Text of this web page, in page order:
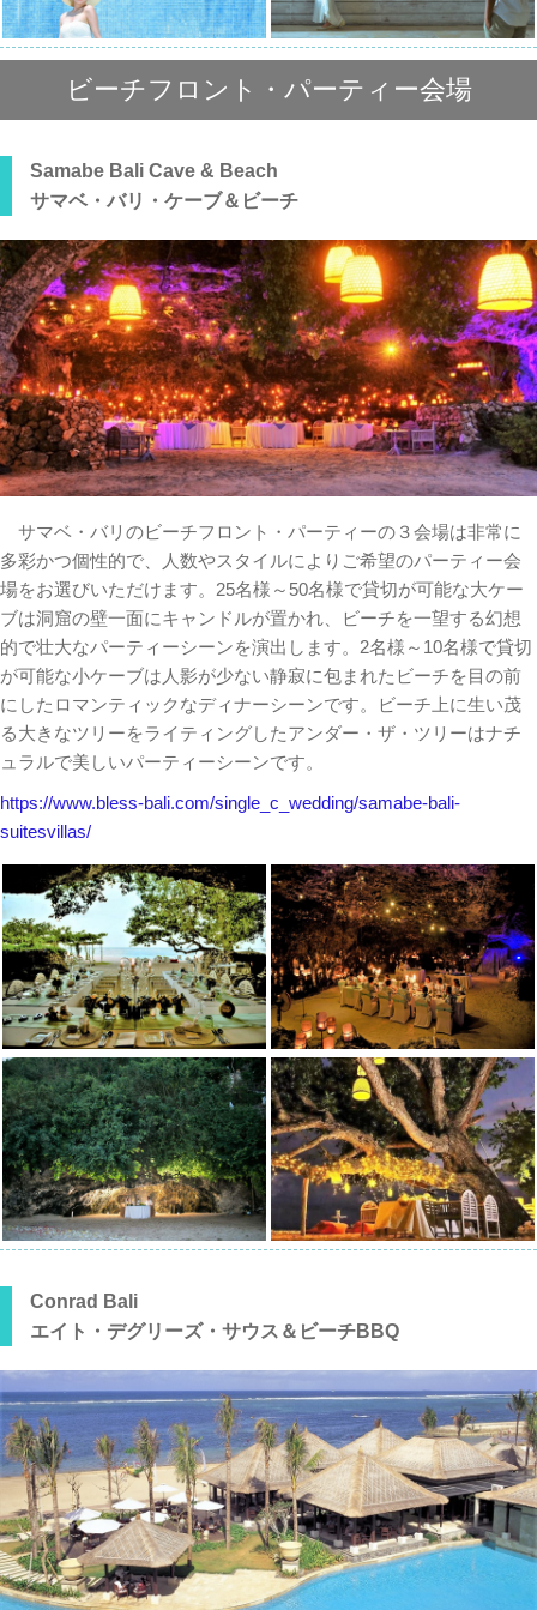
ビーチフロント・パーティー会場
Samabe Bali Cave & Beach
サマベ・バリ・ケーブ＆ビーチ
サマベ・バリのビーチフロント・パーティーの３会場は非常に
多彩かつ個性的で、人数やスタイルによりご希望のパーティー会
場をお選びいただけます。25名様～50名様で貸切が可能な大ケー
ブは洞窟の壁一面にキャンドルが置かれ、ビーチを一望する幻想
的で壮大なパーティーシーンを演出します。2名様～10名様で貸切
が可能な小ケーブは人影が少ない静寂に包まれたビーチを目の前
にしたロマンティックなディナーシーンです。ビーチ上に生い茂
る大きなツリーをライティングしたアンダー・ザ・ツリーはナチ
ュラルで美しいパーティーシーンです。
https://www.bless-bali.com/single_c_wedding/samabe-bali-
suitesvillas/
Conrad Bali
エイト・デグリーズ・サウス＆ビーチBBQ